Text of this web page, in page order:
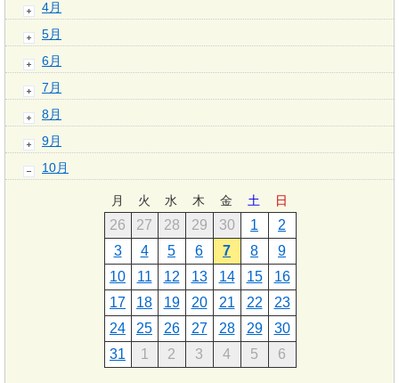
4月
5月
6月
7月
8月
9月
10月
月 火 水 木 金 土 日
26 27 28 29 30 1
2
3
4 5 6 7 8
9
10
11 12 13 14 15
16
17
18 19 20 21 22
23
24
25 26 27 28 29
30
31
1 2 3 4 5 6